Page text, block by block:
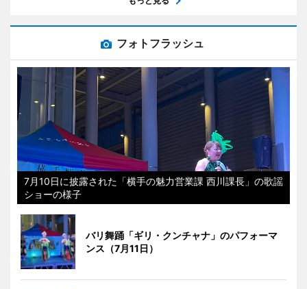
フォトフラッシュ
7月10日に披露された「横手の魅力営業課 西川課長」の歌謡
ショーの様子
バリ舞踊「ギリ・クンチャナ」のパフォーマ
ンス（7月11日）